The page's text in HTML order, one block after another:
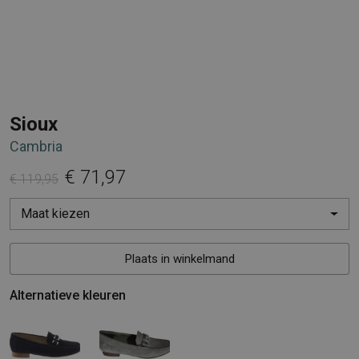
Sioux
Cambria
€ 119,95 € 71,97
Maat kiezen
Plaats in winkelmand
Alternatieve kleuren